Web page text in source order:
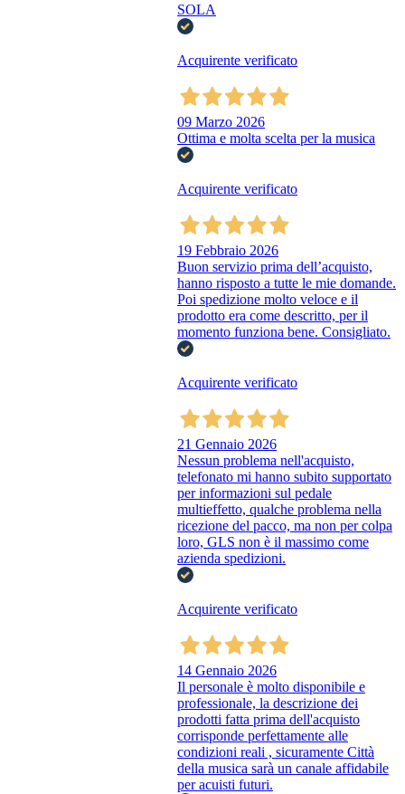
SOLA
Acquirente verificato
09 Marzo 2026
Ottima e molta scelta per la musica
Acquirente verificato
19 Febbraio 2026
Buon servizio prima dell’acquisto,
hanno risposto a tutte le mie domande.
Poi spedizione molto veloce e il
prodotto era come descritto, per il
momento funziona bene. Consigliato.
Acquirente verificato
21 Gennaio 2026
Nessun problema nell'acquisto,
telefonato mi hanno subito supportato
per informazioni sul pedale
multieffetto, qualche problema nella
ricezione del pacco, ma non per colpa
loro, GLS non è il massimo come
azienda spedizioni.
Acquirente verificato
14 Gennaio 2026
Il personale è molto disponibile e
professionale, la descrizione dei
prodotti fatta prima dell'acquisto
corrisponde perfettamente alle
condizioni reali , sicuramente Città
della musica sarà un canale affidabile
per acuisti futuri.